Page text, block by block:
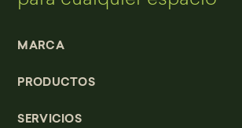
MARCA
PRODUCTOS
SERVICIOS